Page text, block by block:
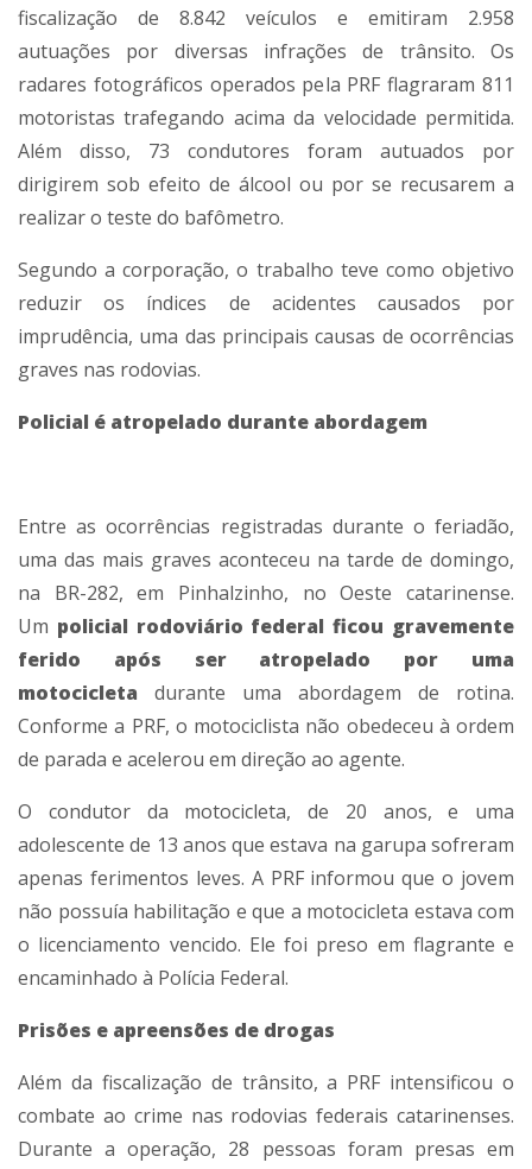
fiscalização de 8.842 veículos e emitiram 2.958
autuações por diversas infrações de trânsito. Os
radares fotográficos operados pela PRF flagraram 811
motoristas trafegando acima da velocidade permitida.
Além disso, 73 condutores foram autuados por
dirigirem sob efeito de álcool ou por se recusarem a
realizar o teste do bafômetro.
Segundo a corporação, o trabalho teve como objetivo
reduzir os índices de acidentes causados por
imprudência, uma das principais causas de ocorrências
graves nas rodovias.
Policial é atropelado durante abordagem
Entre as ocorrências registradas durante o feriadão,
uma das mais graves aconteceu na tarde de domingo,
na BR-282, em Pinhalzinho, no Oeste catarinense.
Um policial rodoviário federal ficou gravemente
ferido após ser atropelado por uma
motocicleta durante uma abordagem de rotina.
Conforme a PRF, o motociclista não obedeceu à ordem
de parada e acelerou em direção ao agente.
O condutor da motocicleta, de 20 anos, e uma
adolescente de 13 anos que estava na garupa sofreram
apenas ferimentos leves. A PRF informou que o jovem
não possuía habilitação e que a motocicleta estava com
o licenciamento vencido. Ele foi preso em flagrante e
encaminhado à Polícia Federal.
Prisões e apreensões de drogas
Além da fiscalização de trânsito, a PRF intensificou o
combate ao crime nas rodovias federais catarinenses.
Durante a operação, 28 pessoas foram presas em